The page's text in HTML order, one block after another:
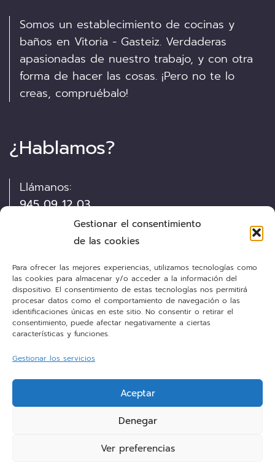
Gestionar el consentimiento
de las cookies
Para ofrecer las mejores experiencias, utilizamos tecnologías como
las cookies para almacenar y/o acceder a la información del
dispositivo. El consentimiento de estas tecnologías nos permitirá
procesar datos como el comportamiento de navegación o las
identificaciones únicas en este sitio. No consentir o retirar el
consentimiento, puede afectar negativamente a ciertas
características y funciones.
Gestionar los servicios
Aceptar
Denegar
Ver preferencias
Somos un establecimiento de cocinas y
baños en Vitoria - Gasteiz. Verdaderas
apasionadas de nuestro trabajo, y con otra
forma de hacer las cosas. ¡Pero no te lo
creas, compruébalo!
¿Hablamos?
Llámanos:
945 09 12 03
Envíanos un e-mail:
cocinas@personalkitchen.es
¡Síguenos!
Facebook